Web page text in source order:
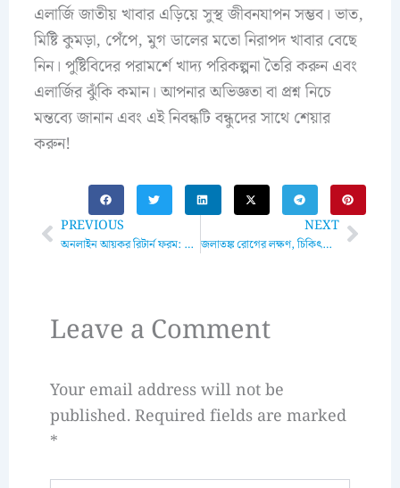
এলার্জি জাতীয় খাবার এড়িয়ে সুস্থ জীবনযাপন সম্ভব। ভাত,
মিষ্টি কুমড়া, পেঁপে, মুগ ডালের মতো নিরাপদ খাবার বেছে
নিন। পুষ্টিবিদের পরামর্শে খাদ্য পরিকল্পনা তৈরি করুন এবং
এলার্জির ঝুঁকি কমান। আপনার অভিজ্ঞতা বা প্রশ্ন নিচে
মন্তব্যে জানান এবং এই নিবন্ধটি বন্ধুদের সাথে শেয়ার
করুন!
Prev
PREVIOUS
অনলাইন আয়কর রিটার্ন ফরম: সহজ ও নিরাপদ উপায়ে আয়কর রিটার্ন জমা দেওয়ার গাইডলাইন
NEXT
জলাতঙ্ক রোগের লক্ষণ, চিকিৎসা ও প্রতিকার: একটি পূর্ণাঙ্গ গাইড Next
Leave a Comment
Your email address will not be
published. Required fields are marked
*